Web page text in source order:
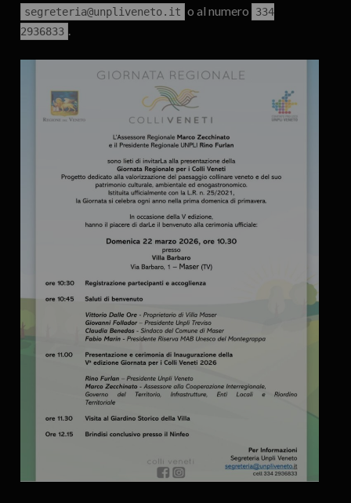
segreteria@unpliveneto.it o al numero
334
2936833 .